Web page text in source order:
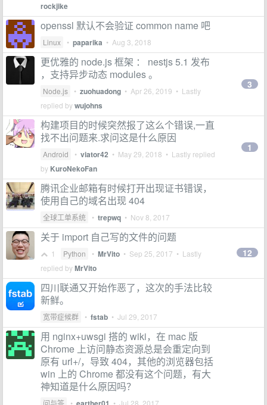
rockjike
openssl 默认不会验证 common name 吧
Linux • paparika • Aug 3, 2018
更优雅的 node.js 框架 ： nestjs 5.1 发布
，支持异步动态 modules 。
Node.js • zuohuadong • Apr 26, 2019 • Lastly
replied bywujohns
3
构建项目的时候突然报了这么个错误,一直
找不出问题来.求问这是什么原因
Android • viator42 • May 29, 2018 • Lastly replied
by KuroNekoFan
1
腾讯企业邮箱有时候打开出现证书错误，
使用自己的域名出现 404
全球工单系统 • trepwq • Nov 8, 2017
关于 import 自己写的文件的问题
1 Python • MrVito • Sep 25, 2017 • Lastly
replied byMrVito
12
四川联通又开始作恶了，这次的手法比较
新鲜。
宽带症候群 • fstab • Jul 29, 2017
用 nginx+uwsgi 搭的 wiki，在 mac 版
Chrome 上访问静态资源总是会重定向到
原有 url+/，导致 404，其他的浏览器包括
win 上的 Chrome 都没有这个问题，有大
神知道是什么原因吗？
问与答 • • Jul 28, 2017